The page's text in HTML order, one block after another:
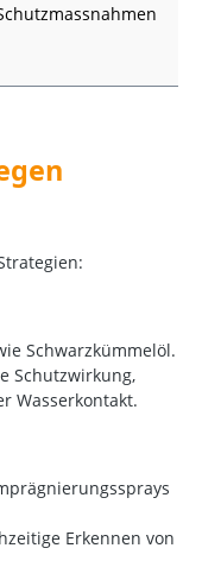
Schwarzkümmelöl.
Schutzwirkung,
Wasserkontakt.
Erkennen von